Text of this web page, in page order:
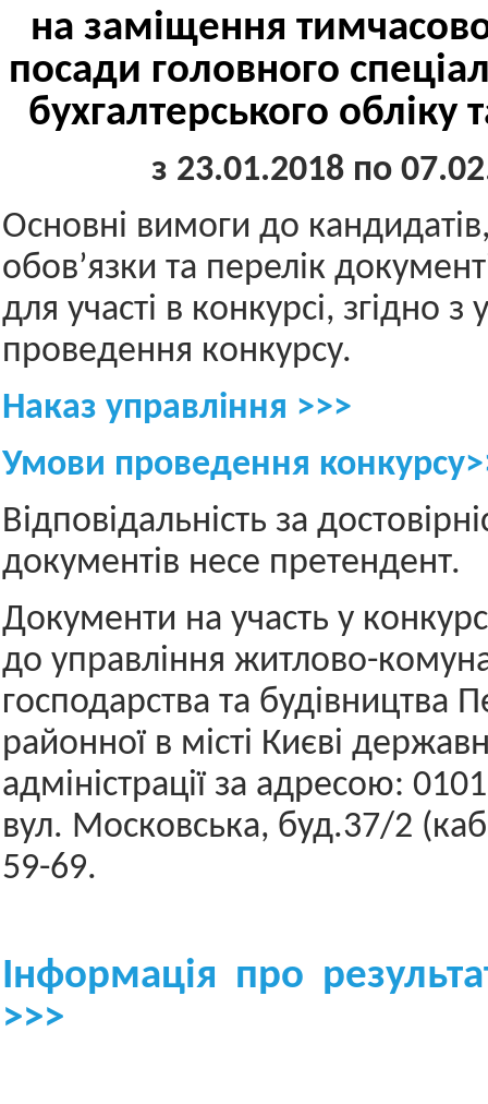
на заміщення
посади головного
бухгалтерського обліку
з 23.01.2018 по
Основні вимоги до
обов’язки та перелік
для участі в конкурсі, згідно
проведення конкурсу.
Наказ управління >>>
Умови проведення
Відповідальність за
документів несе претендент.
Документи на участь у
до управління житлово-
господарства та будівництва
районної в місті Києві
адміністрації за адресою:
вул. Московська, буд.37/2
59-69.
Інформація про
>>>